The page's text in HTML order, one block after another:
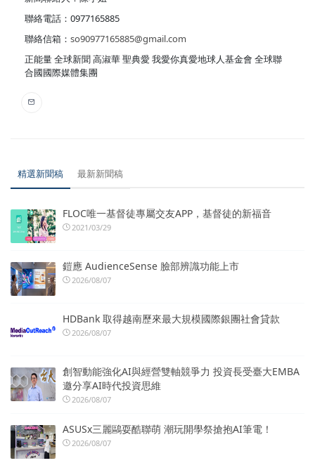
聯絡電話：0977165885
聯絡信箱： so90977165885@gmail.com
正能量 全球新聞 高淑華 聖典愛 我愛你真愛地球人基金會 全球聯
合國國際媒體集團
精選新聞稿 最新新聞稿
FLOC唯一基督徒專屬交友APP，基督徒的新福音
2021/03/29
鎧應 AudienceSense 臉部辨識功能上市
2026/08/07
HDBank 取得越南歷來最大規模國際銀團社會貸款
2026/08/07
創智動能強化AI與經營雙軸競爭力 投資長受臺大EMBA
邀分享AI時代投資思維
2026/08/07
ASUSx三麗鷗耍酷聯萌 潮玩開學祭搶抱AI筆電！
2026/08/07